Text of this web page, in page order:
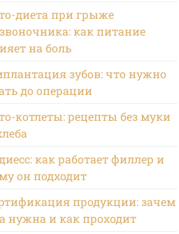
диета при грыже
как питание
на боль
зубов: что нужно
до операции
котлеты: рецепты без муки
как работает филлер и
он подходит
продукции: зачем
нужна и как проходит